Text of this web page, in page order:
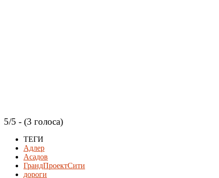
5/5 - (3 голоса)
ТЕГИ
Адлер
Асадов
ГрандПроектСити
дороги